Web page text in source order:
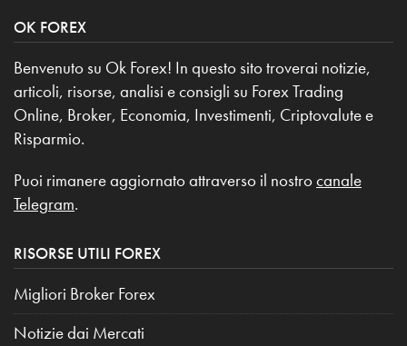
OK FOREX
Benvenuto su Ok Forex! In questo sito troverai notizie,
articoli, risorse, analisi e consigli su Forex Trading
Online, Broker, Economia, Investimenti, Criptovalute e
Risparmio.
Puoi rimanere aggiornato attraverso il nostro canale
Telegram.
RISORSE UTILI FOREX
Migliori Broker Forex
Notizie dai Mercati